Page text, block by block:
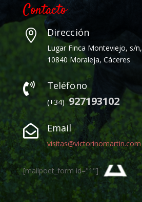
Contacto
 Dirección
Lugar Finca Monteviejo, s/n,
10840 Moraleja, Cáceres
 Teléfono
(+34)927193102
 Email
visitas@victorinomartin.com
[mailpoet_form id="1"]